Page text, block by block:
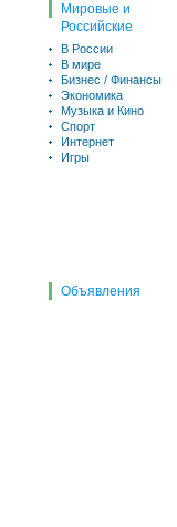
Мировые и
Российские
В России
В мире
Бизнес / Финансы
Экономика
Музыка и Кино
Спорт
Интернет
Игры
Объявления